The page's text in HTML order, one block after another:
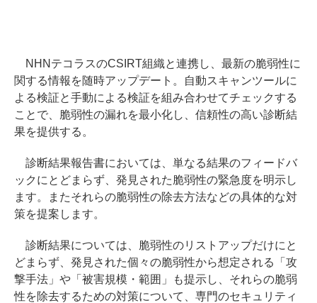
NHNテコラスのCSIRT組織と連携し、最新の脆弱性に
関する情報を随時アップデート。自動スキャンツールに
よる検証と手動による検証を組み合わせてチェックする
ことで、脆弱性の漏れを最小化し、信頼性の高い診断結
果を提供する。
診断結果報告書においては、単なる結果のフィードバ
ックにとどまらず、発見された脆弱性の緊急度を明示し
ます。またそれらの脆弱性の除去方法などの具体的な対
策を提案します。
診断結果については、脆弱性のリストアップだけにと
どまらず、発見された個々の脆弱性から想定される「攻
撃手法」や「被害規模・範囲」も提示し、それらの脆弱
性を除去するための対策について、専門のセキュリティ